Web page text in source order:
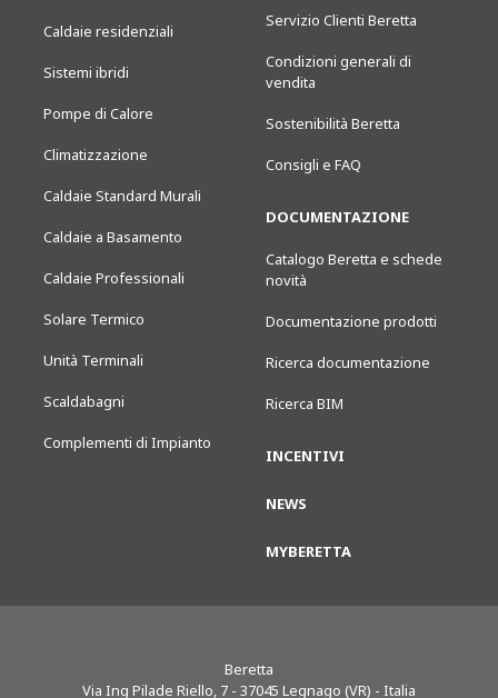
Caldaie residenziali
Sistemi ibridi
Pompe di Calore
Climatizzazione
Caldaie Standard Murali
Caldaie a Basamento
Caldaie Professionali
Solare Termico
Unità Terminali
Scaldabagni
Complementi di Impianto
Servizio Clienti Beretta
Condizioni generali di
vendita
Sostenibilità Beretta
Consigli e FAQ
DOCUMENTAZIONE
Catalogo Beretta e schede
novità
Documentazione prodotti
Ricerca documentazione
Ricerca BIM
INCENTIVI
NEWS
MYBERETTA
Beretta
Via Ing Pilade Riello, 7 - 37045 Legnago (VR) - Italia